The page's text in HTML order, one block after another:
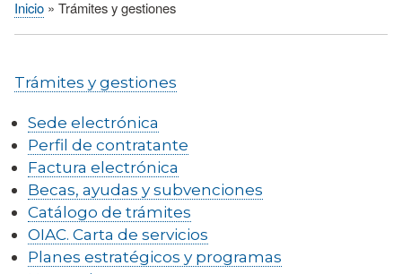
Sobrescribir
ayuda
navegación
Inicio Trámites y gestiones
Trámites y gestiones
Sede electrónica
Perfil de contratante
Factura electrónica
Becas, ayudas y subvenciones
Catálogo de trámites
OIAC. Carta de servicios
Planes estratégicos y programas